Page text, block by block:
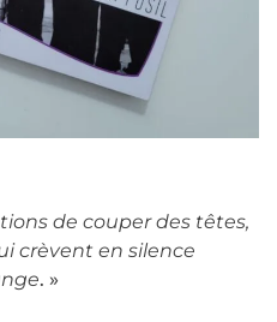
de couper des têtes,
crèvent en silence
. »